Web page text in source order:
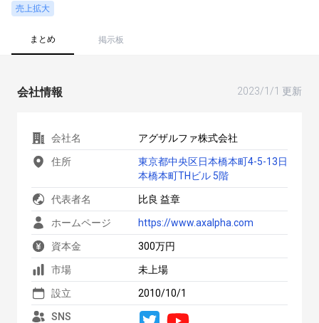
売上拡大
まとめ 掲示板
会社情報 2023/1/1 更新
会社名 アグザルファ株式会社
住所
東京都中央区日本橋本町4-5-13日
本橋本町THビル 5階
代表者名 比良 益章
ホームページ https://www.axalpha.com
資本金 300万円
市場 未上場
設立 2010/10/1
SNS